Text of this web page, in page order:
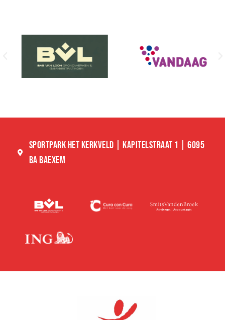
SPORTPARK HET KERKVELD | KAPITELSTRAAT 1 | 6095
BA BAEXEM